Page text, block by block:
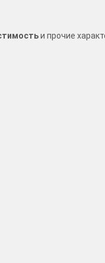
и прочие